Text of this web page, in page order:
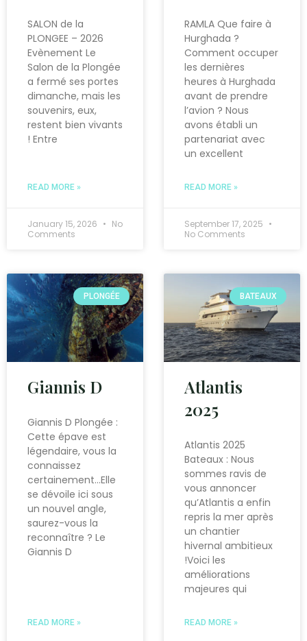
SALON de la
PLONGEE – 2026
Evènement Le
Salon de la Plongée
a fermé ses portes
dimanche, mais les
souvenirs, eux,
restent bien vivants
! Entre
READ MORE »
January 15, 2026
No
Comments
RAMLA Que faire à
Hurghada ?
Comment occuper
les dernières
heures à Hurghada
avant de prendre
l’avion ? Nous
avons établi un
partenariat avec
un excellent
READ MORE »
September 17, 2025
No Comments
PLONGÉE
Giannis D
Giannis D Plongée :
Cette épave est
légendaire, vous la
connaissez
certainement…Elle
se dévoile ici sous
un nouvel angle,
saurez-vous la
reconnaître ? Le
Giannis D
READ MORE »
BATEAUX
Atlantis
2025
Atlantis 2025
Bateaux : Nous
sommes ravis de
vous annoncer
qu’Atlantis a enfin
repris la mer après
un chantier
hivernal ambitieux
!Voici les
améliorations
majeures qui
READ MORE »